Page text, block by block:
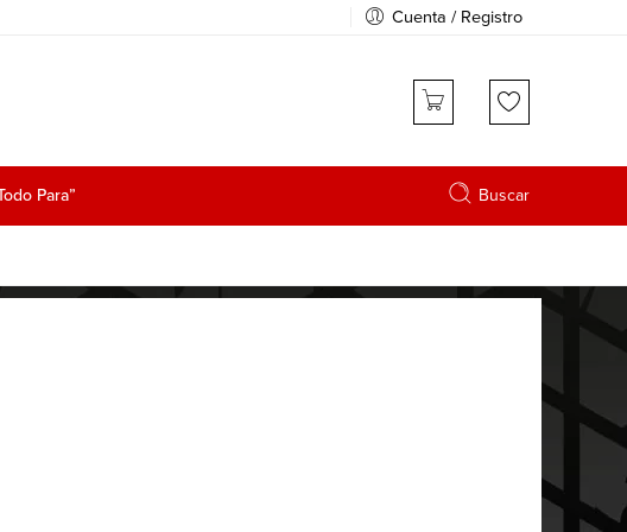
Cuenta / Registro
Para” Buscar